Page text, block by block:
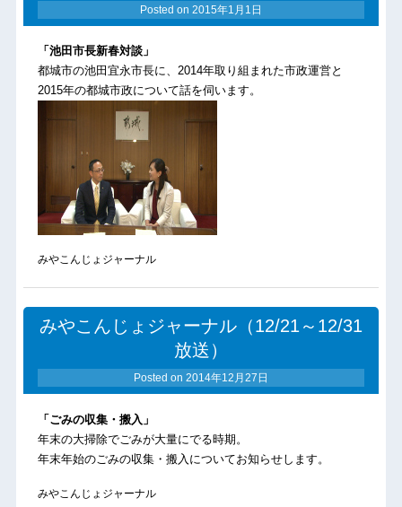
Posted on 2015年1月1日
「池田市長新春対談」
都城市の池田宜永市長に、2014年取り組まれた市政運営と
2015年の都城市政について話を伺います。
みやこんじょジャーナル
みやこんじょジャーナル（12/21～12/31
放送）
Posted on 2014年12月27日
「ごみの収集・搬入」
年末の大掃除でごみが大量にでる時期。
年末年始のごみの収集・搬入についてお知らせします。
みやこんじょジャーナル